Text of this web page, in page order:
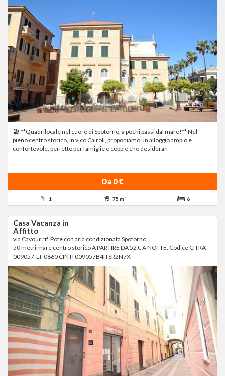
🏖 **Quadrilocale nel cuore di Spotorno, a pochi passi dal mare!** Nel
pieno centro storico, in vico Cairoli, proponiamo un alloggio ampio e
confortevole, perfetto per famiglie e coppie che desideran
Da 0 €
1 75 m² 6
Casa Vacanza in
Affitto
via Cavour rif. Pote con aria condizionata Spotorno
50 metri mare centro storico A PARTIRE DA 52 € A NOTTE, Codice CITRA
009057-LT-0860 CIN IT009057B4ITSR2N7X